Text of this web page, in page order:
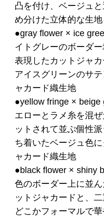
凸を付け、ベージュ
め分けた立体的な生地
●gray flower × ice
イトグレーのボーダ
表現したカットジャ
アイスグリーンのサ
ャカード織生地
●yellow fringe × beige
エローとラメ糸を混
ットされて並ぶ個性
ち着いたベージュ色
ャカード織生地
●black flower × shiny
色のボーダー上に並
ットジャカードと、
どこかフォーマルで